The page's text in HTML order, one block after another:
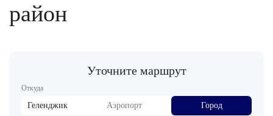
район
Уточните маршрут
Откуда
Геленджик Аэропорт Город